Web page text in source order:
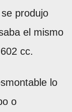
se produjo
el mismo
cc.
lo
o